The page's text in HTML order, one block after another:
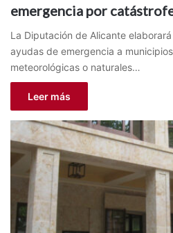
emergencia por
La Diputación de Alicante
ayudas de emergencia a
meteorológicas o naturales…
Leer más